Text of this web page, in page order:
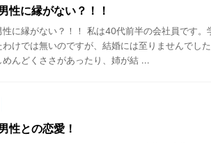
性に縁がない？！！
性に縁がない？！！ 私は40代前半の会社員です。
わけでは無いのですが、結婚には至りませんでし
めんどくささがあったり、姉が結 ...
性との恋愛！